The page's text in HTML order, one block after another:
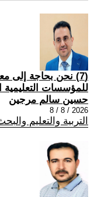
(7) نحن بحاجة إلى
للمؤسسات التعليمية
حسين سالم مرجين
2026 / 8 / 8
التربية والتعليم